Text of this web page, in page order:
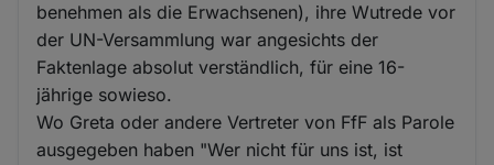
benehmen als die Erwachsenen), ihre Wutrede vor
der UN-Versammlung war angesichts der
Faktenlage absolut verständlich, für eine 16-
jährige sowieso.
Wo Greta oder andere Vertreter von FfF als Parole
ausgegeben haben "Wer nicht für uns ist, ist